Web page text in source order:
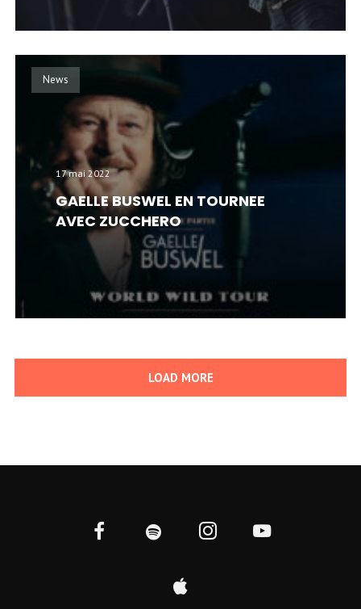
News
17 mai 2022
GAELLE BUSWEL EN TOURNEE
AVEC ZUCCHERO
LOAD MORE